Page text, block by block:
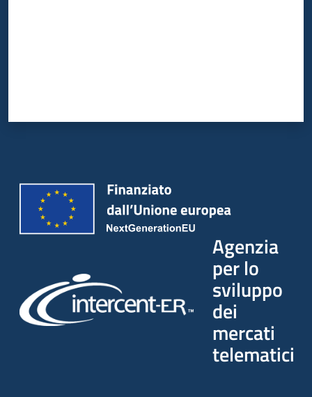
Agenzia
per lo
sviluppo
dei
mercati
telematici